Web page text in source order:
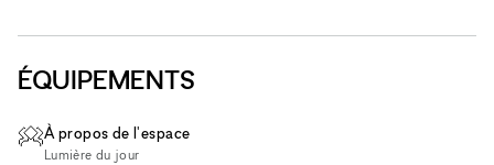
ÉQUIPEMENTS
À propos de l'espace
Lumière du jour